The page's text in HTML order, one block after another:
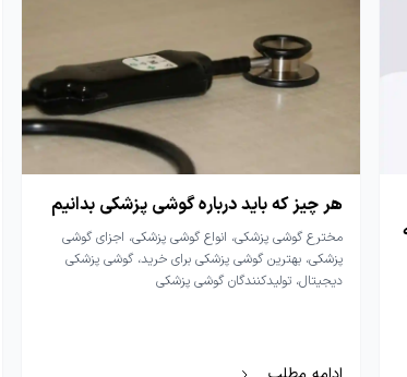
هر چیز که باید درباره گوشی پزشکی بدانیم
مخترع گوشی پزشکی، انواع گوشی پزشکی، اجزای گوشی
پزشکی، بهترین گوشی پزشکی برای خرید، گوشی پزشکی
دیجیتال، تولیدکنندگان گوشی پزشکی